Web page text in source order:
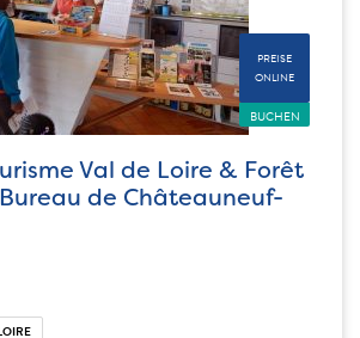
PREISE
ONLINE
BUCHEN
Val de Loire & Forêt
de Châteauneuf-